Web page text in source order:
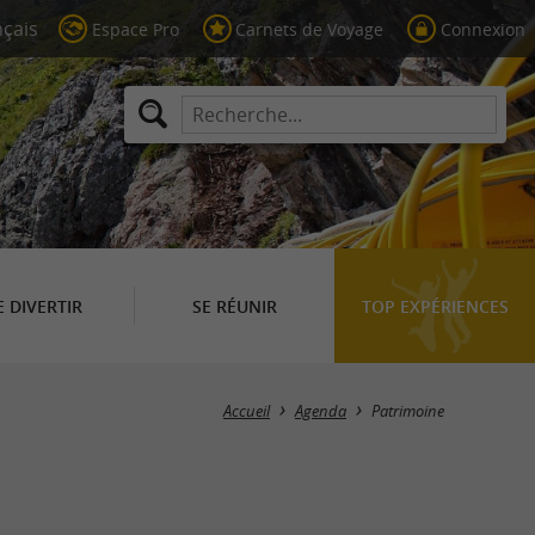
Espace Pro Carnets de Voyage Connexion
DIVERTIR SE RÉUNIR TOP EXPÉRIENCES
Masquer la carte
Accueil Agenda Patrimoine